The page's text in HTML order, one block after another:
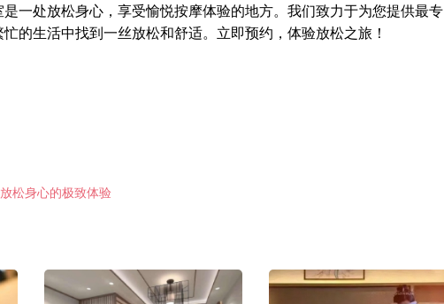
是一处放松身心，享受愉悦按摩体验的地方。我们致力于为您提供最专
的生活中找到一丝放松和舒适。立即预约，体验放松之旅！
松身心的极致体验